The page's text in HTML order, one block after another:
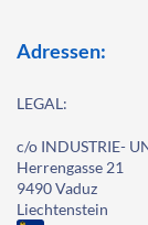
Adressen:
LEGAL:
c/o INDUSTRIE-
Herrengasse 21
9490 Vaduz
Liechtenstein